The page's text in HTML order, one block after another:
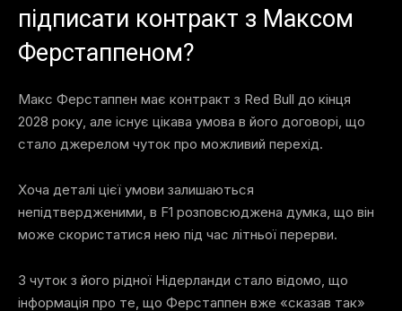
підписати контракт з Максом
Ферстаппеном?
Макс Ферстаппен має контракт з Red Bull до кінця
2028 року, але існує цікава умова в його договорі, що
стало джерелом чуток про можливий перехід.
Хоча деталі цієї умови залишаються
непідтвердженими, в F1 розповсюджена думка, що він
може скористатися нею під час літньої перерви.
З чуток з його рідної Нідерланди стало відомо, що
інформація про те, що Ферстаппен вже «сказав так»